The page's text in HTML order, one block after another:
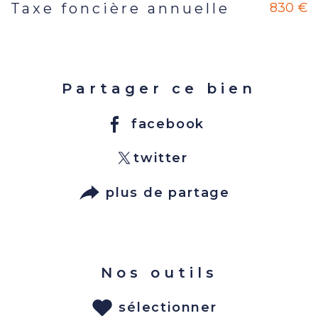
Taxe foncière annuelle 830 €
Partager ce bien
facebook
twitter
plus de partage
Nos outils
sélectionner